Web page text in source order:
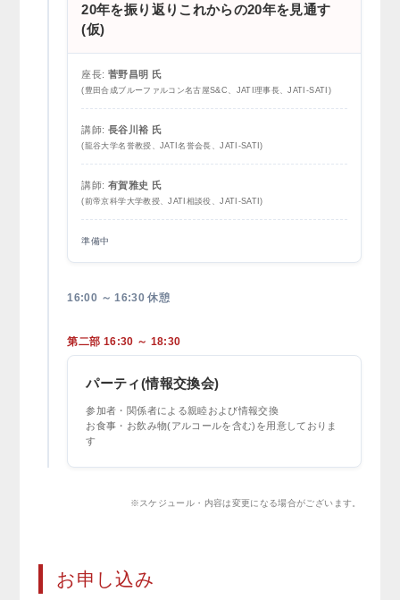
20年を振り返りこれからの20年を見通す
(仮)
座長: 菅野昌明 氏
(豊田合成ブルーファルコン名古屋S&C、JATI理事長、JATI-SATI)
講師: 長谷川裕 氏
(龍谷大学名誉教授、JATI名誉会長、JATI-SATI)
講師: 有賀雅史 氏
(前帝京科学大学教授、JATI相談役、JATI-SATI)
準備中
16:00 ～ 16:30 休憩
第二部 16:30 ～ 18:30
パーティ(情報交換会)
参加者・関係者による親睦および情報交換
お食事・お飲み物(アルコールを含む)を用意しておりま
す
※スケジュール・内容は変更になる場合がございます。
お申し込み